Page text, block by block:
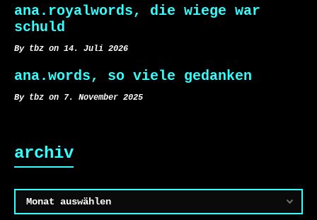
ana.royalwords, die wiege war
schuld
By tbz on 14. Juli 2026
ana.words, so viele gedanken
By tbz on 7. November 2025
archiv
Archiv